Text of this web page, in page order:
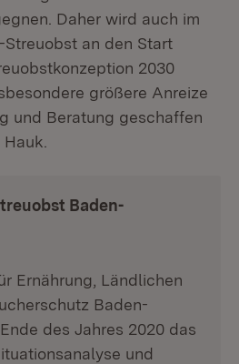
Daher wird auch im
an den Start
2030
größere Anreize
und Beratung geschaffen
Baden-
Ernährung, Ländlichen
Baden-
des Jahres 2020 das
und